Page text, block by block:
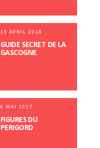
13 AVRIL 2018
GUIDE SECRET DE LA
GASCOGNE
6 MAI 2017
FIGURES DU
PERIGORD